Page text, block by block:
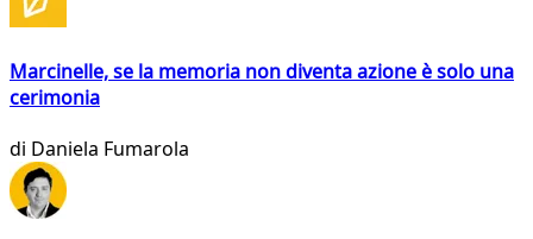
Marcinelle, se la memoria non diventa azione è solo una
cerimonia
di Daniela Fumarola